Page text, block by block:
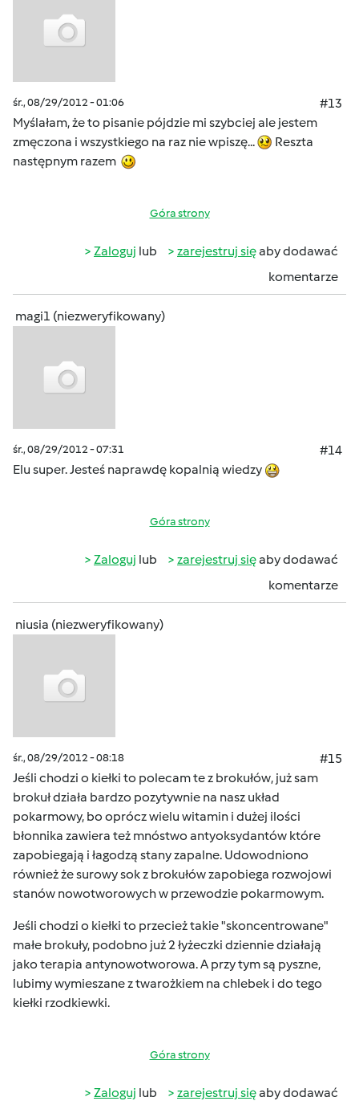
śr., 08/29/2012 - 01:06
#13
Myślałam, że to pisanie pójdzie mi szybciej ale jestem
zmęczona i wszystkiego na raz nie wpiszę...
Reszta
następnym razem
Góra strony
Zaloguj lub zarejestruj sięaby dodawać
komentarze
magi1 (niezweryfikowany)
śr., 08/29/2012 - 07:31
#14
Elu super. Jesteś naprawdę kopalnią wiedzy
Góra strony
Zaloguj lub zarejestruj sięaby dodawać
komentarze
niusia (niezweryfikowany)
śr., 08/29/2012 - 08:18
#15
Jeśli chodzi o kiełki to polecam te z brokułów, już sam
brokuł działa bardzo pozytywnie na nasz układ
pokarmowy, bo oprócz wielu witamin i dużej ilości
błonnika zawiera też mnóstwo antyoksydantów które
zapobiegają i łagodzą stany zapalne. Udowodniono
również że surowy sok z brokułów zapobiega rozwojowi
stanów nowotworowych w przewodzie pokarmowym.
Jeśli chodzi o kiełki to przecież takie "skoncentrowane"
małe brokuły, podobno już 2 łyżeczki dziennie działają
jako terapia antynowotworowa. A przy tym są pyszne,
lubimy wymieszane z twarożkiem na chlebek i do tego
kiełki rzodkiewki.
Góra strony
Zaloguj lub zarejestruj sięaby dodawać